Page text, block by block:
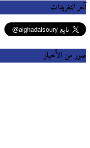
آخر التغريدات
صور من الأخبار